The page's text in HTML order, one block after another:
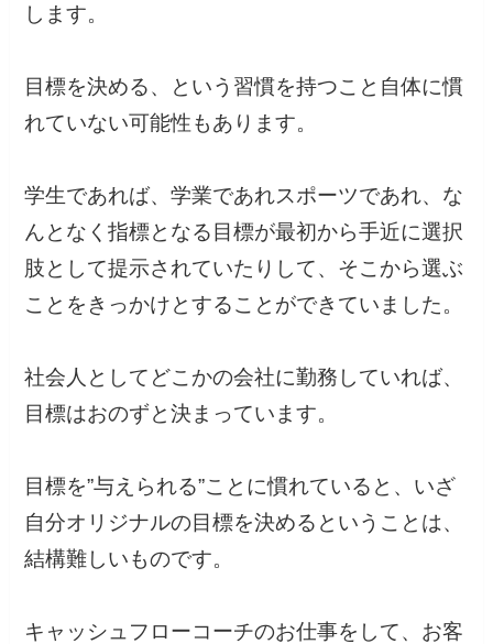
します。
目標を決める、という習慣を持つこと自体に慣
れていない可能性もあります。
学生であれば、学業であれスポーツであれ、な
んとなく指標となる目標が最初から手近に選択
肢として提示されていたりして、そこから選ぶ
ことをきっかけとすることができていました。
社会人としてどこかの会社に勤務していれば、
目標はおのずと決まっています。
目標を”与えられる”ことに慣れていると、いざ
自分オリジナルの目標を決めるということは、
結構難しいものです。
キャッシュフローコーチのお仕事をして、お客